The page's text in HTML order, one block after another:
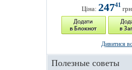
Ціна: 24741 грн
Дивитися
Полезные советы